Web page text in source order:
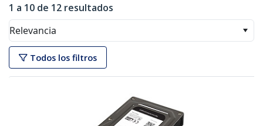
1 a 10 de 12 resultados
Relevancia
Todos los filtros